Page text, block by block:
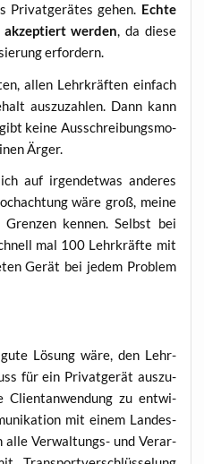
Pri­vat­ge­rä­tes gehen. Ech­te
wer­den, da die­se
erfordern.
allen Lehr­kräf­ten ein­fach
aus­zu­zah­len. Dann kann
kei­ne Aus­schrei­bungs­mo­
Ärger.
auf irgend­et­was ande­res
wäre groß, mei­ne
ken­nen. Selbst bei
mal 100 Lehr­kräf­te mit
Gerät bei jedem Pro­blem
Lösung wäre, den Lehr­
für ein Pri­vat­ge­rät aus­zu­
Cli­ent­an­wen­dung zu ent­wi­
mit einem Lan­des­
alle Ver­wal­tungs- und Ver­ar­